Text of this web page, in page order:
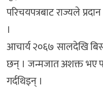
परिचयपत्रबाट राज्यले
।
आचार्य २०६७ सालदेखि
छन् । जन्मजात अशक्त भए
गर्दथिइन् ।